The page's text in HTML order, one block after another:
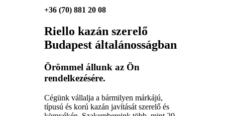
+36 (70) 881 20 08
Riello kazán szerelő
Budapest általánosságban
Örömmel állunk az Ön
rendelkezésére.
Cégünk vállalja a bármilyen márkájú,
típusú és korú kazán javítását szerelő és